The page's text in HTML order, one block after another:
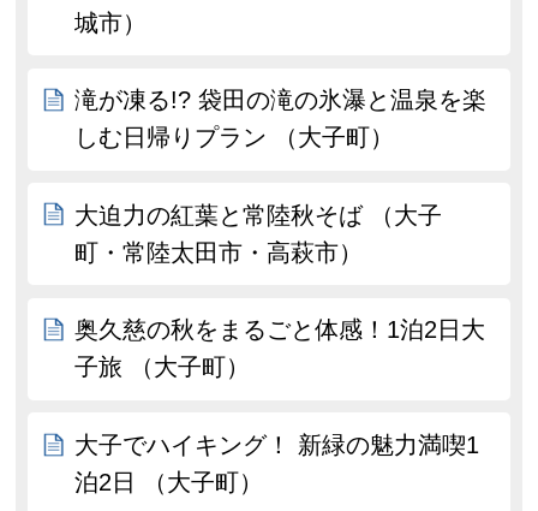
城市）
滝が凍る!? 袋田の滝の氷瀑と温泉を楽
しむ日帰りプラン （大子町）
大迫力の紅葉と常陸秋そば （大子
町・常陸太田市・高萩市）
奥久慈の秋をまるごと体感！1泊2日大
子旅 （大子町）
大子でハイキング！ 新緑の魅力満喫1
泊2日 （大子町）